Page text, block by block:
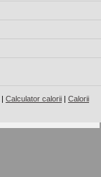
| Calculator calorii | Calorii